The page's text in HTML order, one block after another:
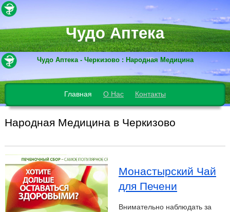
Чудо Аптека
Чудо Аптека - Черкизово : Народная Медицина
Главная О Нас Контакты
Народная Медицина в Черкизово
Монастырский Чай
для Печени
Внимательно наблюдать за